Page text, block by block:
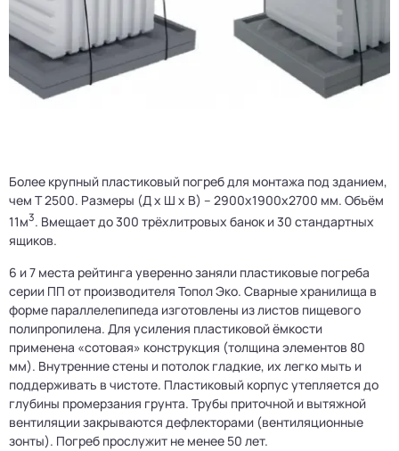
Более крупный пластиковый погреб для монтажа под зданием,
чем Т 2500. Размеры (Д х Ш х В) – 2900x1900x2700 мм. Объём
11м3. Вмещает до 300 трёхлитровых банок и 30 стандартных
ящиков.
6 и 7 места рейтинга уверенно заняли пластиковые погреба
серии ПП от производителя Топол Эко. Сварные хранилища в
форме параллелепипеда изготовлены из листов пищевого
полипропилена. Для усиления пластиковой ёмкости
применена «сотовая» конструкция (толщина элементов 80
мм). Внутренние стены и потолок гладкие, их легко мыть и
поддерживать в чистоте. Пластиковый корпус утепляется до
глубины промерзания грунта. Трубы приточной и вытяжной
вентиляции закрываются дефлекторами (вентиляционные
зонты). Погреб прослужит не менее 50 лет.